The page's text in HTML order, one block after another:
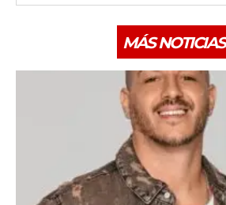
MÁS NOTICIAS